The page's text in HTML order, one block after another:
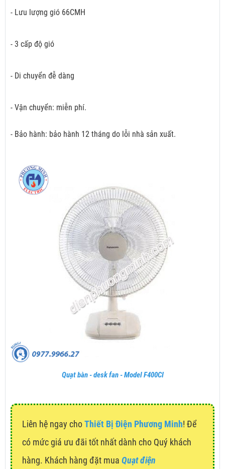
- Lưu lượng gió 66CMH
- 3 cấp độ gió
- Di chuyển đễ dàng
- Vận chuyển: miễn phí.
- Bảo hành: bảo hành 12 tháng do lỗi nhà sản xuất.
Quạt bàn - desk fan - Model F400CI
Liên hệ ngay choThiết Bị Điện Phương Minh! Để
có mức giá ưu đãi tốt nhất dành cho Quý khách
hàng. Khách hàng đặt mua Quạt điện